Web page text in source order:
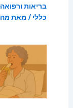
בריאות
כללי / מאת